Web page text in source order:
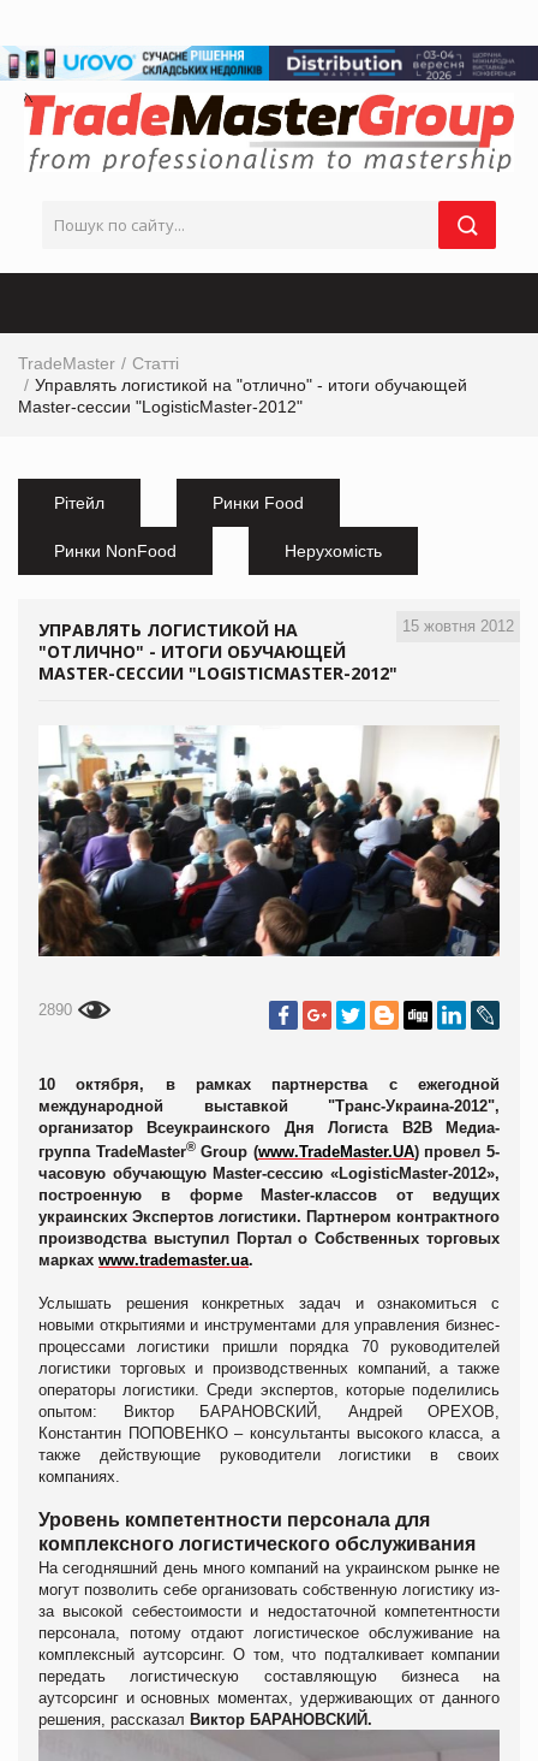
TradeMaster
Статті
Управлять логистикой на "отлично" - итоги обучающей
Master-сессии "LogisticMaster-2012"
Рітейл Ринки Food
Ринки NonFood Нерухомість
15 жовтня 2012
УПРАВЛЯТЬ ЛОГИСТИКОЙ НА
"ОТЛИЧНО" - ИТОГИ ОБУЧАЮЩЕЙ
MASTER-СЕССИИ "LOGISTICMASTER-2012"
2890
10 октября, в рамках партнерства с ежегодной
международной выставкой "Транс-Украина-2012",
организатор
Всеукраинского Дня Логиста
B2B Медиа-
группа TradeMaster®Group (www.TradeMaster.UA) провел 5-
часовую обучающую Master-сессию «LogisticMaster-2012»,
построенную в форме Master-классов от ведущих
украинских Экспертов логистики. Партнером контрактного
производства выступил Портал о Собственных торговых
марках www.trademaster.ua.
Услышать решения конкретных задач и ознакомиться с
новыми открытиями и инструментами для управления бизнес-
процессами логистики пришли порядка 70 руководителей
логистики торговых и производственных компаний, а также
операторы логистики. Среди экспертов, которые поделились
опытом: Виктор
БАРАНОВСКИЙ , Андрей ОРЕХОВ
Константин ПОПОВЕНКО– консультанты высокого класса, а
также действующие руководители логистики в своих
компаниях.
Уровень компетентности персонала для
комплексного логистического обслуживания
На сегодняшний день много компаний на украинском рынке не
могут позволить себе организовать собственную логистику из-
за высокой себестоимости и недостаточной компетентности
персонала, потому отдают логистическое обслуживание на
комплексный аутсорсинг. О том, что подталкивает компании
передать логистическую составляющую бизнеса на
аутсорсинг и основных моментах, удерживающих от данного
решения, рассказал Виктор БАРАНОВСКИЙ.